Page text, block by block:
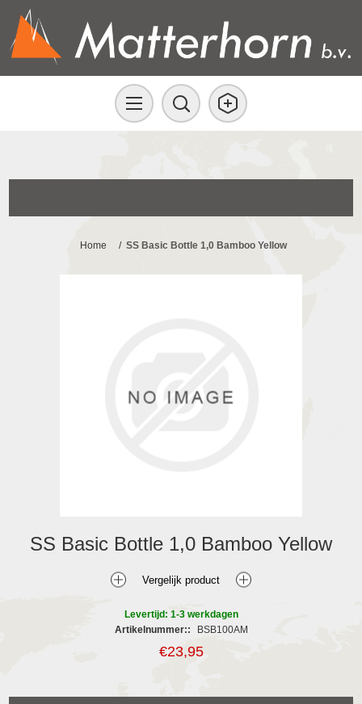
Home / SS Basic Bottle 1,0 Bamboo Yellow
SS Basic Bottle 1,0 Bamboo Yellow
Levertijd: 1-3 werkdagen
Artikelnummer::
BSB100AM
€23,95